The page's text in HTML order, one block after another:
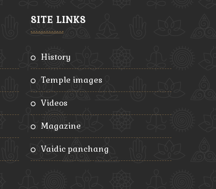
SITE LINKS
history
temple images
videos
magazine
vaidic panchang